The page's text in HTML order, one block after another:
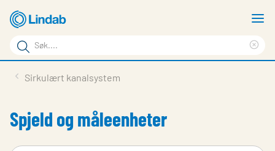
hovedinnhold
Søkeord
Søk
på
Last ned
Om Lindab
Sirkulært kanalsystem
Spjeld og måleenheter